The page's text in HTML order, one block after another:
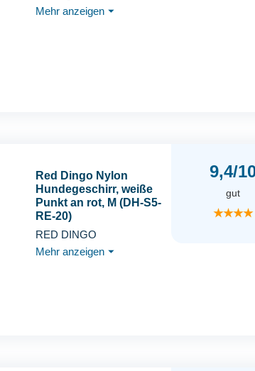
Mehr anzeigen ⏷
Red Dingo Nylon
Hundegeschirr, weiße
Punkt an rot, M (DH-S5-
RE-20)
RED DINGO
Mehr anzeigen ⏷
9,4/
gut
★★★★